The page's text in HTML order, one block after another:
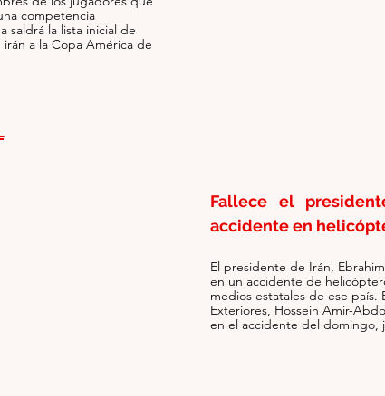
competencia
saldrá la lista inicial de
a la Copa América de
Fallece el
accidente en
El presidente de Irán,
en un accidente de
medios estatales de ese país.
Exteriores, Hossein Amir-
en el accidente del domingo,